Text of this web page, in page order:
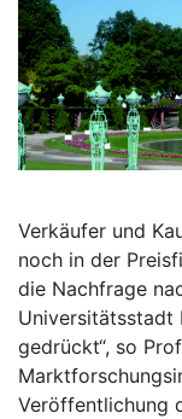
Verkäufer und
noch in der
die Nachfrage
Universitätsstadt
gedrückt“, so
Veröffentlichung